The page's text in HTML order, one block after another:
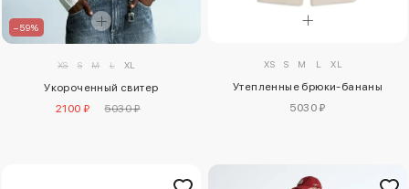
–59%
XS S M L XL
Укороченный свитер
2100 ₽
5030 ₽
XS S M L XL
Утепленные брюки-бананы
5030 ₽